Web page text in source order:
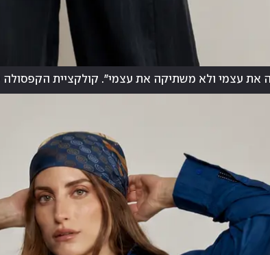
את עצמי ולא משתיקה את עצמי". קולקציית הקפסולה